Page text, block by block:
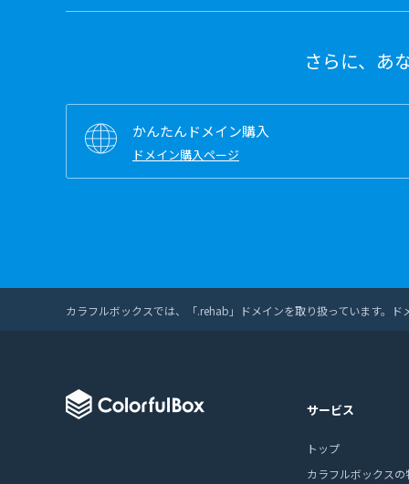
さらに、あ
かんたんドメイン購入
ドメイン購入ページ
カラフルボックスでは、「.rehab」ドメインを取り扱っています。
サービス
トップ
カラフルボックスの